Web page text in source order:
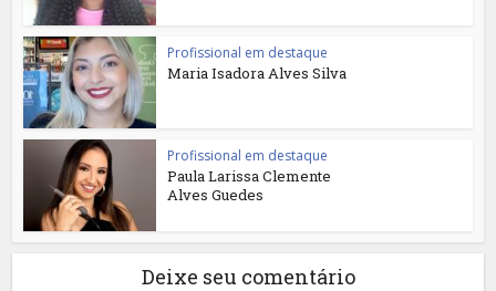
Profissional em destaque
Maria Isadora Alves Silva
Profissional em destaque
Paula Larissa Clemente
Alves Guedes
Deixe seu comentário